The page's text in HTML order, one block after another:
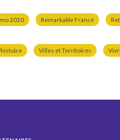
2020 Remarkable France
Villes et Territoires